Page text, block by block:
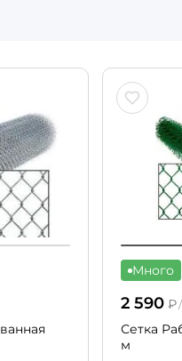
Много
2 590₽
Сетка
м